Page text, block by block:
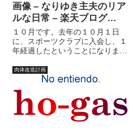
画像 – なりゆき主夫のリア
ルな日常 – 楽天ブログ
（Blog）
１０月です。去年の１０月１日
に、スポーツクラブに入会し、１
年経過したということになりま
クラブ行くか！ という日記を書
いたのが去年の９月３０日。ま、
いろいろあって、（救急車呼んだ
り・・・）禁煙はなんとかクリ
ア。そ...
肉体改造計画